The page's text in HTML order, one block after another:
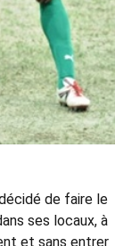
de faire le
ses locaux, à
et sans entrer